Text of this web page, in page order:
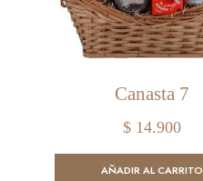
Canasta 7
$ 14.900
AÑADIR AL CARRITO